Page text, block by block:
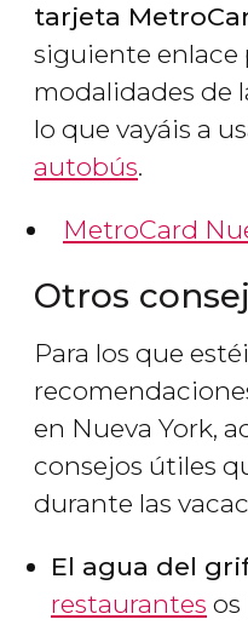
tarjeta
siguiente enlace
modalidades de
lo que vayáis a
autobús.
MetroCard
Otros
Para los que
en Nueva York,
consejos útiles
durante las
El agua del
restaurantes os